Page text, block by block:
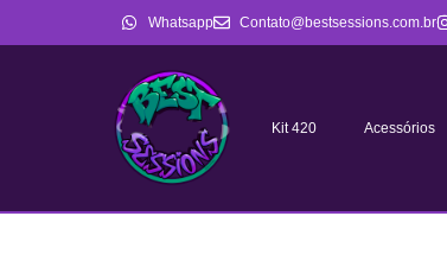
Whatsapp Contato@bestsessions.com.br
Kit 420 Acessórios